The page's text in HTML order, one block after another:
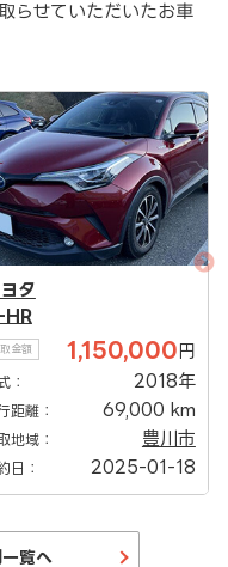
らせていただいたお車
ヨタ
HR
金額 1,150,000 円
： 2018年
距離： 69,000 km
地域： 豊川市
日： 2025-01-18
覧へ